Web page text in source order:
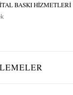
BASKI HİZMETLERİ